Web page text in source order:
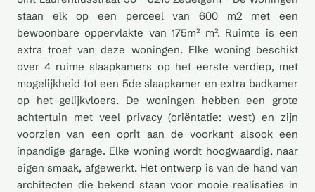
staan elk op een perceel van 600 m2 met een
bewoonbare oppervlakte van 175m² m². Ruimte is een
extra troef van deze woningen. Elke woning beschikt
over 4 ruime slaapkamers op het eerste verdiep, met
mogelijkheid tot een 5de slaapkamer en extra badkamer
op het gelijkvloers. De woningen hebben een grote
achtertuin met veel privacy (oriëntatie: west) en zijn
voorzien van een oprit aan de voorkant alsook een
inpandige garage. Elke woning wordt hoogwaardig, naar
eigen smaak, afgewerkt. Het ontwerp is van de hand van
architecten die bekend staan voor mooie realisaties in